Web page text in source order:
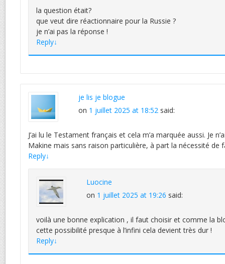
la question était?
que veut dire réactionnaire pour la Russie ?
je n’ai pas la réponse !
Reply↓
je lis je blogue
on 1 juillet 2025 at 18:52 said:
J’ai lu le Testament français et cela m’a marquée aussi. Je
Makine mais sans raison particulière, à part la nécessité de
Reply↓
Luocine
on 1 juillet 2025 at 19:26 said:
voilà une bonne explication , il faut choisir et comme la
cette possibilité presque à l’infini cela devient très dur !
Reply↓